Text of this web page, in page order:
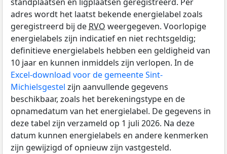
adres wordt het laatst bekende energielabel zoals
geregistreerd bij de RVO weergegeven. Voorlopige
energielabels zijn indicatief en niet rechtsgeldig;
definitieve energielabels hebben een geldigheid van
10 jaar en kunnen inmiddels zijn verlopen. In de
Excel-download voor de gemeente Sint-
Michielsgestel zijn aanvullende gegevens
beschikbaar, zoals het berekeningstype en de
opnamedatum van het energielabel. De gegevens in
deze tabel zijn verzameld op 1 juli 2026. Na deze
datum kunnen energielabels en andere kenmerken
zijn gewijzigd of opnieuw zijn vastgesteld.